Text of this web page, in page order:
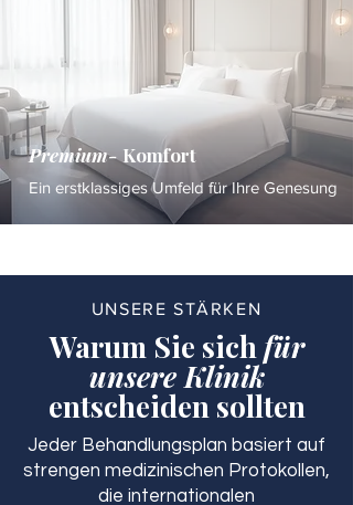
Premium-Komfort
Ein erstklassiges Umfeld für Ihre Genesung
UNSERE STÄRKEN
Warum Sie sichfür
unsere Klinik
entscheiden sollten
Jeder Behandlungsplan basiert auf
strengen medizinischen Protokollen,
die internationalen